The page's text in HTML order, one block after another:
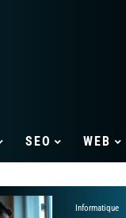
SEO WEB
Informatique